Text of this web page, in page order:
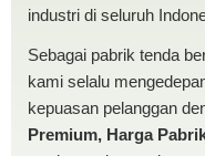
industri di seluruh
Sebagai pabrik tenda
kami selalu
kepuasan pelanggan
Premium, Harga